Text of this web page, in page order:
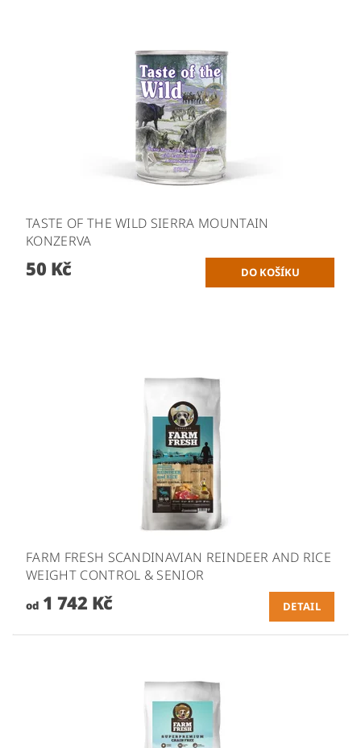
TASTE OF THE WILD SIERRA MOUNTAIN
KONZERVA
50 Kč
FARM FRESH SCANDINAVIAN REINDEER AND RICE
WEIGHT CONTROL & SENIOR
od1 742 Kč DETAIL